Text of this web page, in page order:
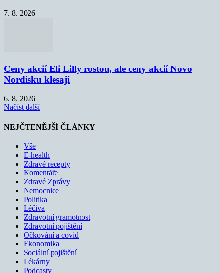
7. 8. 2026
Ceny akcií Eli Lilly rostou, ale ceny akcií Novo
Nordisku klesají
6. 8. 2026
Načíst další
NEJČTENĚJŠÍ ČLÁNKY
Vše
E-health
Zdravé recepty
Komentáře
Zdravé Zprávy
Nemocnice
Politika
Léčiva
Zdravotní gramotnost
Zdravotní pojištění
Očkování a covid
Ekonomika
Sociální pojištění
Lékárny
Podcasty